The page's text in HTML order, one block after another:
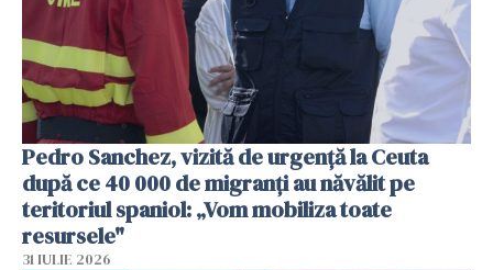
Pedro Sanchez, vizită de urgență la Ceuta
după ce 40 000 de migranți au năvălit pe
teritoriul spaniol: „Vom mobiliza toate
resursele"
31 IULIE 2026